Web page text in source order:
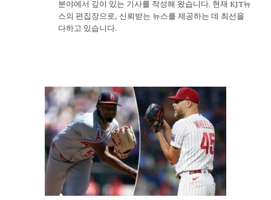
분야에서 깊이 있는 기사를 작성해 왔습니다. 현재 KJT뉴
스의 편집장으로, 신뢰받는 뉴스를 제공하는 데 최선을
다하고 있습니다.